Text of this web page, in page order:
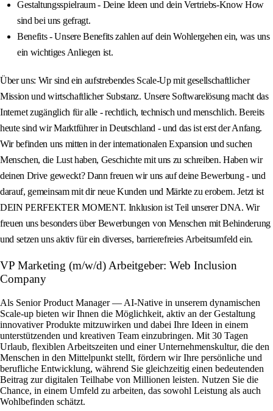
Gestaltungsspielraum - Deine Ideen und dein Vertriebs‑Know How
sind bei uns gefragt.
Benefits - Unsere Benefits zahlen auf dein Wohlergehen ein, was uns
ein wichtiges Anliegen ist.
Über uns: Wir sind ein aufstrebendes Scale‑Up mit gesellschaftlicher
Mission und wirtschaftlicher Substanz. Unsere Softwarelösung macht das
Internet zugänglich für alle - rechtlich, technisch und menschlich. Bereits
heute sind wir Marktführer in Deutschland - und das ist erst der Anfang.
Wir befinden uns mitten in der internationalen Expansion und suchen
Menschen, die Lust haben, Geschichte mit uns zu schreiben. Haben wir
deinen Drive geweckt? Dann freuen wir uns auf deine Bewerbung - und
darauf, gemeinsam mit dir neue Kunden und Märkte zu erobern. Jetzt ist
DEIN PERFEKTER MOMENT. Inklusion ist Teil unserer DNA. Wir
freuen uns besonders über Bewerbungen von Menschen mit Behinderung
und setzen uns aktiv für ein diverses, barrierefreies Arbeitsumfeld ein.
VP Marketing (m/w/d) Arbeitgeber: Web Inclusion
Company
Als Senior Product Manager — AI-Native in unserem dynamischen
Scale-up bieten wir Ihnen die Möglichkeit, aktiv an der Gestaltung
innovativer Produkte mitzuwirken und dabei Ihre Ideen in einem
unterstützenden und kreativen Team einzubringen. Mit 30 Tagen
Urlaub, flexiblen Arbeitszeiten und einer Unternehmenskultur, die den
Menschen in den Mittelpunkt stellt, fördern wir Ihre persönliche und
berufliche Entwicklung, während Sie gleichzeitig einen bedeutenden
Beitrag zur digitalen Teilhabe von Millionen leisten. Nutzen Sie die
Chance, in einem Umfeld zu arbeiten, das sowohl Leistung als auch
Wohlbefinden schätzt.